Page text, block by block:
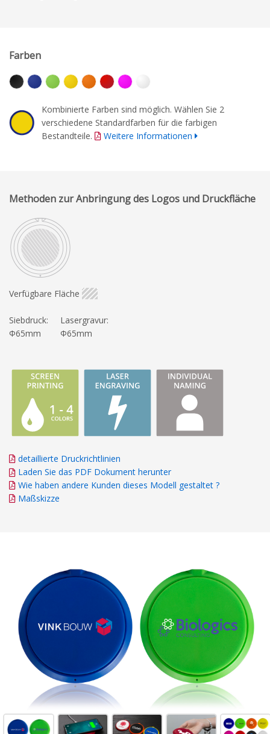
Farben
Kombinierte Farben sind möglich. Wählen Sie 2
verschiedene Standardfarben für die farbigen
Bestandteile.
Weitere Informationen
Methoden zur Anbringung des Logos und Druckfläche
Verfügbare Fläche
Siebdruck:
Φ65mm
Lasergravur:
Φ65mm
detaillierte Druckrichtlinien
Laden Sie das PDF Dokument herunter
Wie haben andere Kunden dieses Modell gestaltet ?
Maßskizze